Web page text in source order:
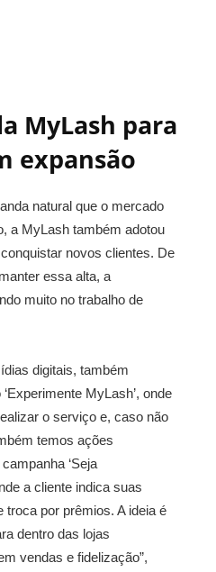
MyLash para
expansão
natural que o mercado
a MyLash também adotou
novos clientes. De
essa alta, a
muito no trabalho de
digitais, também
MyLash’, onde
o serviço e, caso não
temos ações
‘Seja
a cliente indica suas
por prêmios. A ideia é
dentro das lojas
vendas e fidelização”,